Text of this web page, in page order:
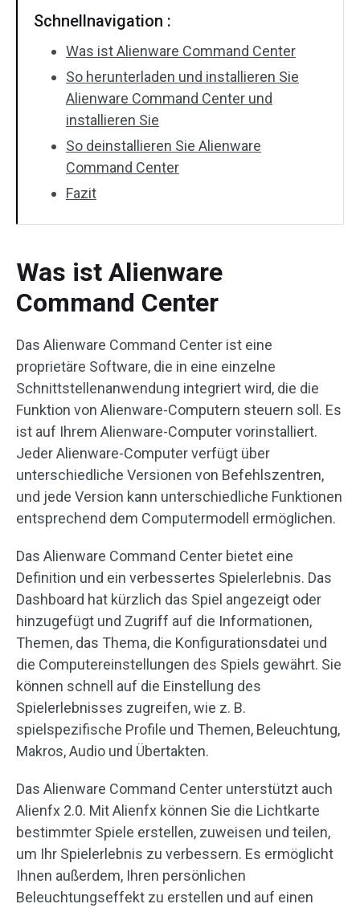
Schnellnavigation :
Was ist Alienware Command Center
So herunterladen und installieren Sie
Alienware Command Center und
installieren Sie
So deinstallieren Sie Alienware
Command Center
Fazit
Was ist Alienware
Command Center
Das Alienware Command Center ist eine
proprietäre Software, die in eine einzelne
Schnittstellenanwendung integriert wird, die die
Funktion von Alienware-Computern steuern soll. Es
ist auf Ihrem Alienware-Computer vorinstalliert.
Jeder Alienware-Computer verfügt über
unterschiedliche Versionen von Befehlszentren,
und jede Version kann unterschiedliche Funktionen
entsprechend dem Computermodell ermöglichen.
Das Alienware Command Center bietet eine
Definition und ein verbessertes Spielerlebnis. Das
Dashboard hat kürzlich das Spiel angezeigt oder
hinzugefügt und Zugriff auf die Informationen,
Themen, das Thema, die Konfigurationsdatei und
die Computereinstellungen des Spiels gewährt. Sie
können schnell auf die Einstellung des
Spielerlebnisses zugreifen, wie z. B.
spielspezifische Profile und Themen, Beleuchtung,
Makros, Audio und Übertakten.
Das Alienware Command Center unterstützt auch
Alienfx 2.0. Mit Alienfx können Sie die Lichtkarte
bestimmter Spiele erstellen, zuweisen und teilen,
um Ihr Spielerlebnis zu verbessern. Es ermöglicht
Ihnen außerdem, Ihren persönlichen
Beleuchtungseffekt zu erstellen und auf einen